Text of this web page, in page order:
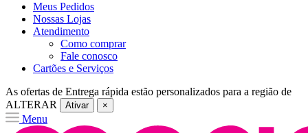
Meus Pedidos
Nossas Lojas
Atendimento
Como comprar
Fale conosco
Cartões e Serviços
As ofertas de Entrega rápida estão personalizados para a região de
ALTERAR
Ativar ×
Menu